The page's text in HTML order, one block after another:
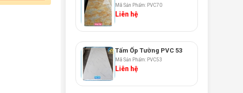
Mã Sản Phẩm: PVC70
Liên hệ
Tấm Ốp Tường PVC 53
Mã Sản Phẩm: PVC53
Liên hệ